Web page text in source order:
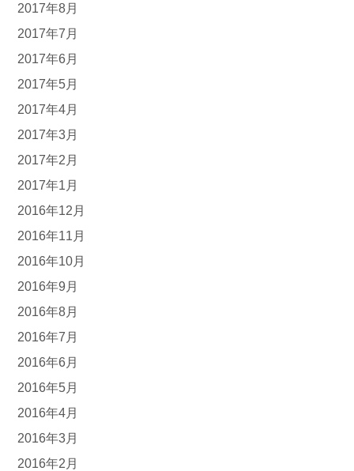
2017年8月
2017年7月
2017年6月
2017年5月
2017年4月
2017年3月
2017年2月
2017年1月
2016年12月
2016年11月
2016年10月
2016年9月
2016年8月
2016年7月
2016年6月
2016年5月
2016年4月
2016年3月
2016年2月